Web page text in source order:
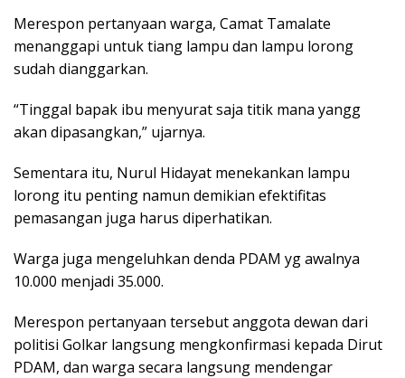
Merespon pertanyaan warga, Camat Tamalate
menanggapi untuk tiang lampu dan lampu lorong
sudah dianggarkan.
“Tinggal bapak ibu menyurat saja titik mana yangg
akan dipasangkan,” ujarnya.
Sementara itu, Nurul Hidayat menekankan lampu
lorong itu penting namun demikian efektifitas
pemasangan juga harus diperhatikan.
Warga juga mengeluhkan denda PDAM yg awalnya
10.000 menjadi 35.000.
Merespon pertanyaan tersebut anggota dewan dari
politisi Golkar langsung mengkonfirmasi kepada Dirut
PDAM, dan warga secara langsung mendengar